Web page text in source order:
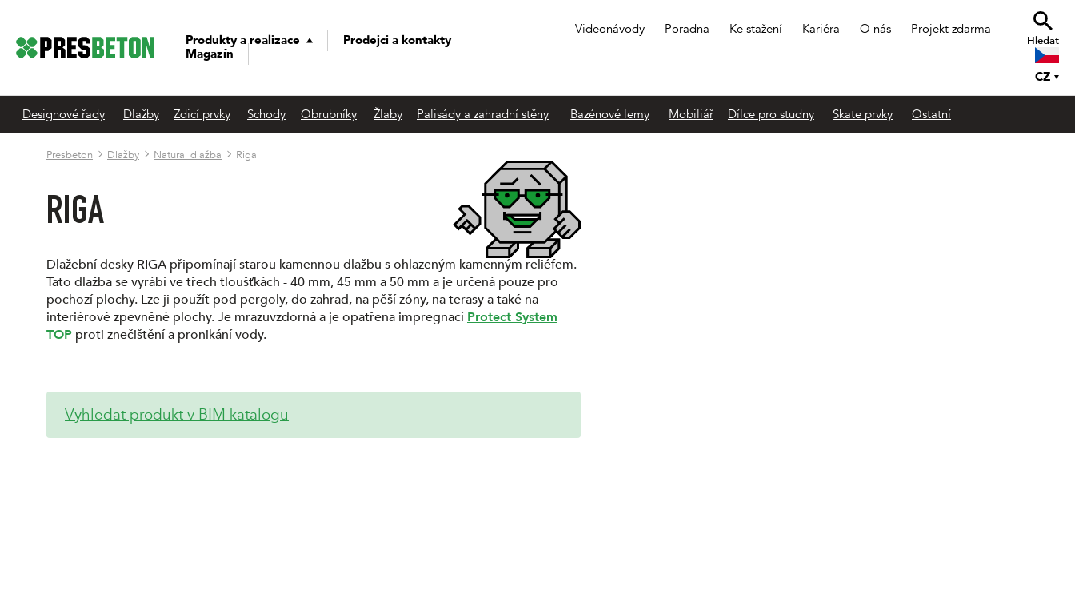
Produkty a realizace
Prodejci a kontakty
Magazín
Videonávody Poradna Ke stažení Kariéra O nás Projekt zdarma
Hledat
CZ
Designové řady Dlažby Zdicí prvky Schody Obrubníky Žlaby Palisády a zahradní stěny Bazénové lemy Mobiliář Dílce pro studny Skate prvky Ostatní
Presbeton Dlažby Natural dlažba Riga
RIGA
Dlažební desky RIGA připomínají starou kamennou dlažbu s ohlazeným kamenným reliéfem.
Tato dlažba se vyrábí ve třech tloušťkách - 40 mm, 45 mm a 50 mm a je určená pouze pro
pochozí plochy. Lze ji použít pod pergoly, do zahrad, na pěší zóny, na terasy a také na
interiérové zpevněné plochy. Je mrazuvzdorná a je opatřena impregnacíProtect System
TOP proti znečištění a pronikání vody.
Vyhledat produkt v BIM katalogu